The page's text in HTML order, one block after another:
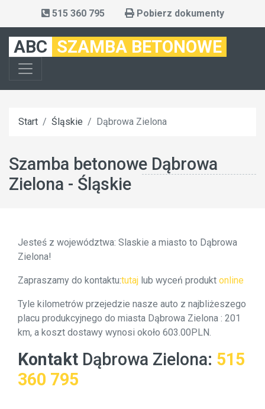
515 360 795 Pobierz dokumenty
ABC SZAMBA BETONOWE
Start Śląskie Dąbrowa Zielona
Szamba betonowe Dąbrowa
Zielona - Śląskie
Jesteś z województwa: Slaskie a miasto to Dąbrowa
Zielona!
Zapraszamy do kontaktu:tutaj lub wyceń produkt online
Tyle kilometrów przejedzie nasze auto z najbliżeszego
placu produkcyjnego do miasta Dąbrowa Zielona : 201
km, a koszt dostawy wynosi około 603.00PLN.
Kontakt Dąbrowa Zielona: 515
360 795